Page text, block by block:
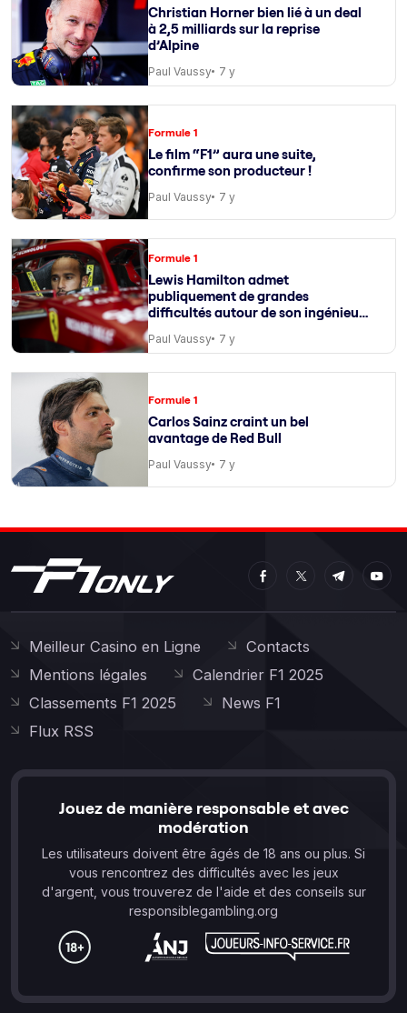
Christian Horner bien lié à un deal
à 2,5 milliards sur la reprise
d’Alpine
Paul Vaussy 7 y
Formule 1
Le film “F1” aura une suite,
confirme son producteur !
Paul Vaussy 7 y
Formule 1
Lewis Hamilton admet
publiquement de grandes
difficultés autour de son ingénieur
Paul Vaussy 7 y
Formule 1
Carlos Sainz craint un bel
avantage de Red Bull
Paul Vaussy 7 y
Meilleur Casino en Ligne
Contacts
Mentions légales
Calendrier F1 2025
Classements F1 2025
News F1
Flux RSS
Jouez de manière responsable et avec
modération
Les utilisateurs doivent être âgés de 18 ans ou plus. Si
vous rencontrez des difficultés avec les jeux
d'argent, vous trouverez de l'aide et des conseils sur
responsiblegambling.org